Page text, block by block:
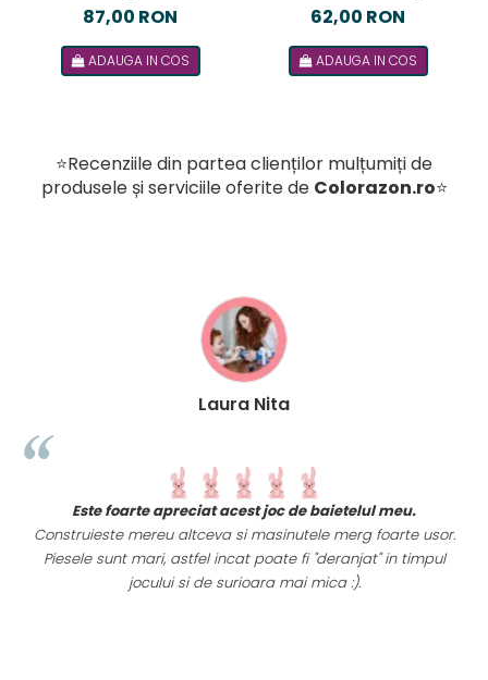
Puzzler Go, Smart
87,00 RON
ADAUGA IN COS
Puzzler, joc de logica cu
romana
62,00 RON
ADAUGA IN COS
⭐Recenziile din partea clienților mulțumiți de
produsele și serviciile oferite de Colorazon.ro⭐
Laura Nita
Este foarte apreciat acest joc de baietelul meu.
Construieste mereu altceva si masinutele merg foarte usor.
Piesele sunt mari, astfel incat poate fi "deranjat" in timpul
jocului si de surioara mai mica :).